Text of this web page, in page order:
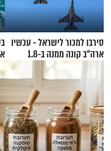
סירבו למכור לישראל - עכשיו
ארה"ב קונה ממנה ב-1.8
מיליארד דולר